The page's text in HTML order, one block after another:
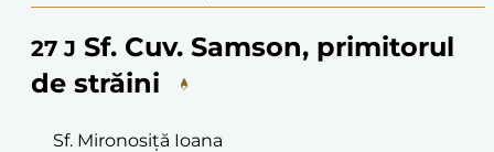
27 J Sf. Cuv. Samson, primitorul
de străini
Sf. Mironosiță Ioana